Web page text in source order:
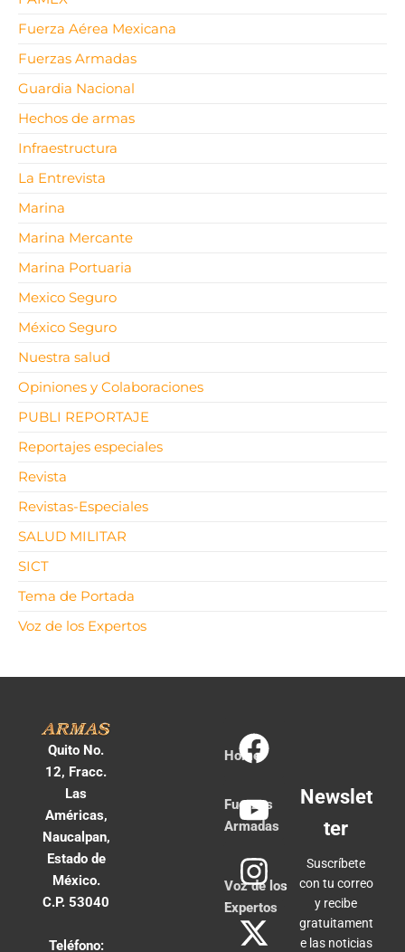
Fuerza Aérea Mexicana
Fuerzas Armadas
Guardia Nacional
Hechos de armas
Infraestructura
La Entrevista
Marina
Marina Mercante
Marina Portuaria
Mexico Seguro
México Seguro
Nuestra salud
Opiniones y Colaboraciones
PUBLI REPORTAJE
Reportajes especiales
Revista
Revistas-Especiales
SALUD MILITAR
SICT
Tema de Portada
Voz de los Expertos
Quito No.
12, Fracc.
Las
Américas,
Naucalpan,
Estado de
México.
C.P. 53040
Teléfono:
Home
Fuerzas
Armadas
Voz de los
Expertos
Newslet
ter
Suscríbete
con tu correo
y recibe
gratuitament
e las noticias